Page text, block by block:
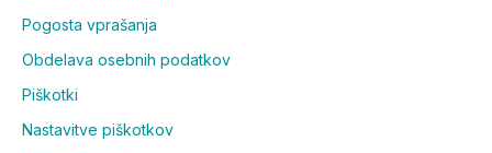
Pogosta vprašanja
Obdelava osebnih podatkov
Piškotki
Nastavitve piškotkov